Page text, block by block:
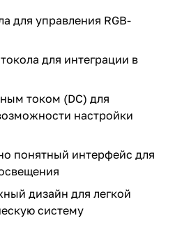
для управления RGB-
для интеграции в
током (DC) для
настройки
понятный интерфейс для
дизайн для легкой
систему